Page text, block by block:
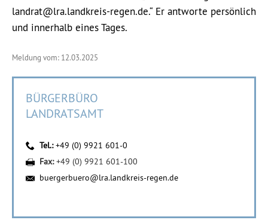
landrat@lra.landkreis-regen.de.“ Er antworte persönlich
und innerhalb eines Tages.
Meldung vom: 12.03.2025
BÜRGERBÜRO
LANDRATSAMT
Tel.:+49 (0) 9921 601-0
Fax:+49 (0) 9921 601-100
buergerbuero@lra.landkreis-regen.de